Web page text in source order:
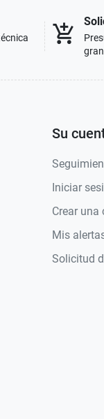
add_shopping_cart
Su
Iniciar
Crear una
Mis
Solicitud